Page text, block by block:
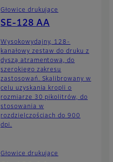
Głowice drukujące
SE-128 AA
Wysokowydajny, 128-
kanałowy zestaw do druku z
dyszą atramentową, do
szerokiego zakresu
zastosowań. Skalibrowany w
celu uzyskania kropli o
rozmiarze 30 pikolitrów, do
stosowania w
rozdzielczościach do 900
dpi.
Głowice drukujące